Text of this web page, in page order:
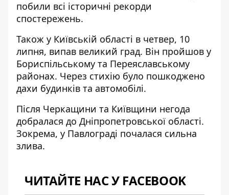
побили всі історичні рекорди
спостережень.
Також у Київській області в четвер, 10
липня, випав великий град. Він пройшов у
Бориспільському та Переяславському
районах. Через стихію було пошкоджено
дахи будинків та автомобілі.
Після Черкащини та Київщини негода
добралася до Дніпропетровської області.
Зокрема, у Павлограді почалася сильна
злива.
ЧИТАЙТЕ НАС У FACEBOOK